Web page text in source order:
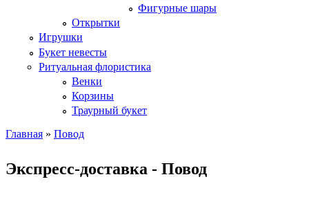
Фигурные шары
Открытки
Игрушки
Букет невесты
Ритуальная флористика
Венки
Корзины
Траурный букет
Главная » Повод
Экспресс-доставка - Повод